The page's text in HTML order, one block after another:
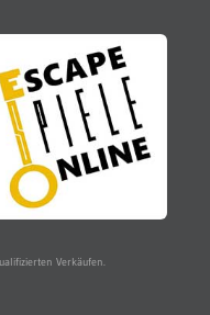
Verkäufen.